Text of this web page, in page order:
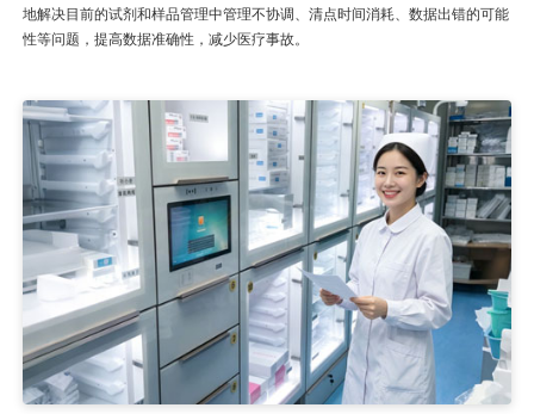
地解决目前的试剂和样品管理中管理不协调、清点时间消耗、数据出错的可能
性等问题，提高数据准确性，减少医疗事故。